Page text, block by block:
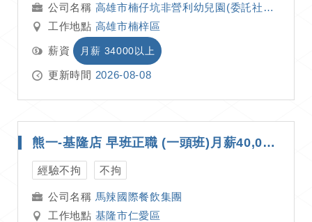
高雄市楠仔坑非營利幼兒園(委託社團法人高雄市社區美學教育發展協會辦理)
工作地點 高雄市楠梓區
薪資 月薪 34000以上
更新時間 2026-08-08
熊一-基隆店 早班正職 (一頭班)月薪40,000~50,000
經驗不拘 不拘
馬辣國際餐飲集團
工作地點 基隆市仁愛區